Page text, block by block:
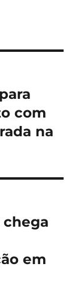
com
na
chega
em